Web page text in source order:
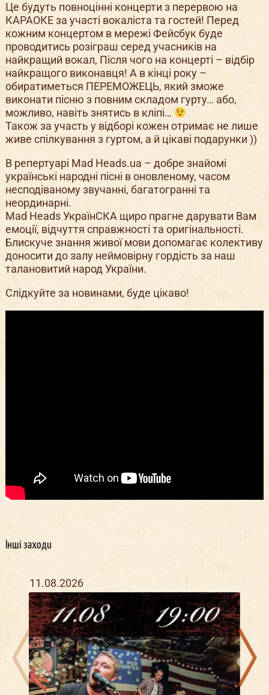
Це будуть повноцінні концерти з перервою на
КАРАОКЕ за участі вокаліста та гостей! Перед
кожним концертом в мережі Фейсбук буде
проводитись розіграш серед учасників на
найкращий вокал, Після чого на концерті – відбір
найкращого виконавця! А в кінці року –
обиратиметься ПЕРЕМОЖЕЦЬ, який зможе
виконати пісню з повним складом гурту… або,
можливо, навіть знятись в кліпі…
Також за участь у відборі кожен отримає не лише
живе спілкування з гуртом, а й цікаві подарунки ))
В репертуарі Mad Heads.ua – добре знайомі
українські народні пісні в оновленому, часом
несподіваному звучанні, багатогранні та
неординарні.
Mad Heads УкраїнСКА щиро прагне дарувати Вам
емоції, відчуття справжності та оригінальності.
Блискуче знання живої мови допомагає колективу
доносити до залу неймовірну гордість за наш
талановитий народ України.
Слідкуйте за новинами, буде цікаво!
Інші заходи
11.08.2026